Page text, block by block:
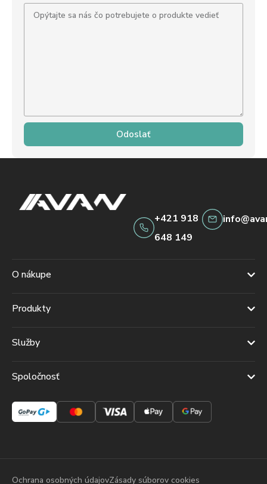
Odoslať
+421 918
648 149
O nákupe
Produkty
Služby
Spoločnosť
Ochrana osobných údajovZásady súborov cookies